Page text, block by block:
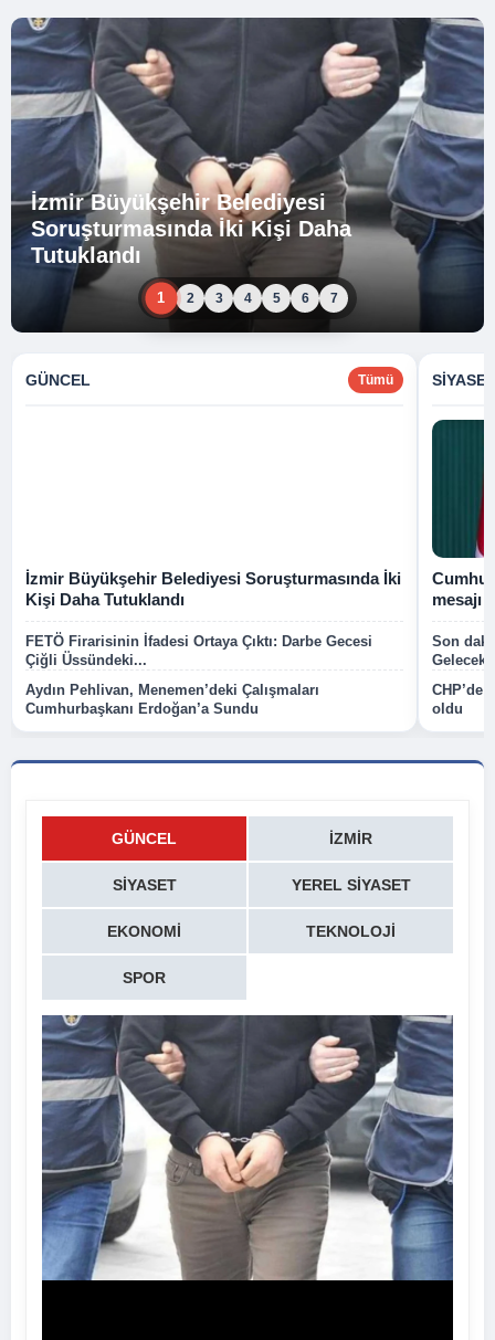
İzmir Büyükşehir Belediyesi
Soruşturmasında İki Kişi Daha
Tutuklandı
1 2 3 4 5 6 7
GÜNCEL Tümü
İzmir Büyükşehir Belediyesi Soruşturmasında İki
Kişi Daha Tutuklandı
FETÖ Firarisinin İfadesi Ortaya Çıktı: Darbe Gecesi
Çiğli Üssündeki...
Aydın Pehlivan, Menemen’deki Çalışmaları
Cumhurbaşkanı Erdoğan’a Sundu
mesajı
Son
Gelecek
CHP’de
oldu
GÜNCEL İZMIR
SIYASET YEREL SIYASET
EKONOMI TEKNOLOJI
SPOR